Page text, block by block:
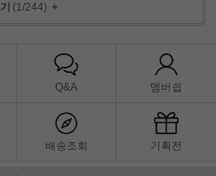
(1/244) +
Q&A 멤버쉽
배송조회 기획전